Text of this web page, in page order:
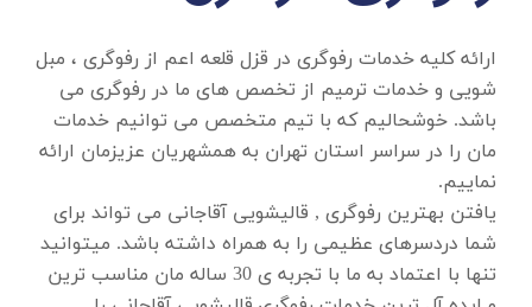
ارائه کلیه خدمات رفوگری در قزل قلعه اعم از رفوگری ، مبل
شویی و خدمات ترمیم از تخصص های ما در رفوگری می
باشد. خوشحالیم که با تیم متخصص می توانیم خدمات
مان را در سراسر استان تهران به همشهریان عزیزمان ارائه
نماییم.
یافتن بهترین رفوگری , قالیشویی آقاجانی می تواند برای
شما دردسرهای عظیمی را به همراه داشته باشد. میتوانید
تنها با اعتماد به ما با تجربه ی 30 ساله مان مناسب ترین